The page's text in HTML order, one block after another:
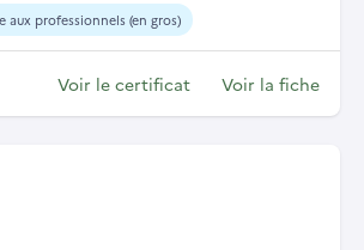
aux professionnels (en gros)
Voir le certificat Voir la fiche